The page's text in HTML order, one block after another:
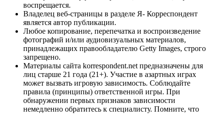
воспрещается.
Владелец веб-страницы в разделе Я- Корреспондент
является автор публикации.
Любое копирование, перепечатка и воспроизведение
фотографий и/или аудиовизуальных материалов,
принадлежащих правообладателю Getty Images, строго
запрещено.
Материалы сайта korrespondent.net предназначены для
лиц старше 21 года (21+). Участие в азартных играх
может вызвать игровую зависимость. Соблюдайте
правила (принципы) ответственной игры. При
обнаружении первых признаков зависимости
немедленно обратитесь к специалисту. Помните, что